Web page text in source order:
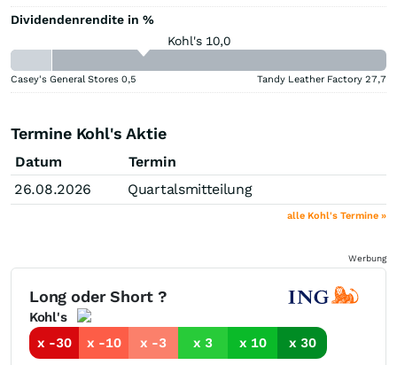
Dividendenrendite in %
Kohl's 10,0
Casey's General Stores 0,5 Tandy Leather Factory 27,7
Termine Kohl's Aktie
Datum
Termin
26.08.2026
Quartalsmitteilung
alle Kohl's Termine »
Werbung
Long oder Short ?
Kohl's
x -30
x -10 x -3 x 3 x 10 x 30